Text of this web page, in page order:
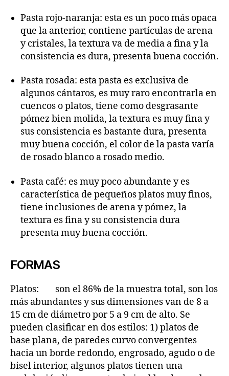
Pasta rojo-naranja: esta es un poco más opaca
que la anterior, contiene partículas de arena
y cristales, la textura va de media a fina y la
consistencia es dura, presenta buena cocción.
Pasta rosada: esta pasta es exclusiva de
algunos cántaros, es muy raro encontrarla en
cuencos o platos, tiene como desgrasante
pómez bien molida, la textura es muy fina y
sus consistencia es bastante dura, presenta
muy buena cocción, el color de la pasta varía
de rosado blanco a rosado medio.
Pasta café: es muy poco abundante y es
característica de pequeños platos muy finos,
tiene inclusiones de arena y pómez, la
textura es fina y su consistencia dura
presenta muy buena cocción.
FORMAS
Platos: son el 86% de la muestra total, son los
más abundantes y sus dimensiones van de 8 a
15 cm de diámetro por 5 a 9 cm de alto. Se
pueden clasificar en dos estilos: 1) platos de
base plana, de paredes curvo convergentes
hacia un borde redondo, engrosado, agudo o de
bisel interior, algunos platos tienen una